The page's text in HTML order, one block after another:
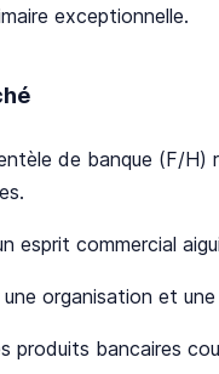
exceptionnelle.
de banque (F/H)
esprit commercial
organisation et
produits bancaires